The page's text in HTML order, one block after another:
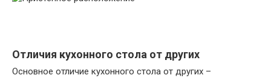
Отличия кухонного стола от других
Основное отличие кухонного стола от других –